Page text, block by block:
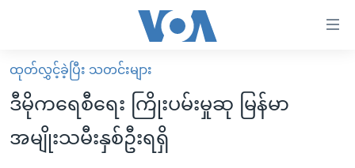
လွယ်ကူ
စေ
သည့်
မူလစာမျက်နှာ
မြန်မာ
ကမ္ဘာ့သတင်းများ
ထုတ်လွှင့်ခဲ့ပြီး သတင်းများ
ဒီမိုကရေစီရေး ကြိုးပမ်းမှုဆု မြန်မာ
အမျိုးသမီးနှစ်ဦးရရှိ